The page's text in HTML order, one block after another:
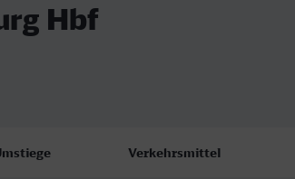
Hbf
Verkehrsmittel